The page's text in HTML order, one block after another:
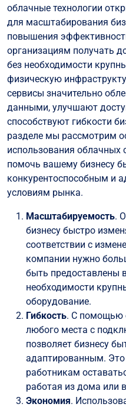
облачные технологии
для масштабирования
повышения
организациям получать
без необходимости
физическую
сервисы значительно
данными, улучшают
способствуют гибкости
разделе мы рассмотрим
использования облачных
помочь вашему бизнесу
конкурентоспособным и
условиям рынка.
Масштабируемость.
бизнесу быстро
соответствии с
компании нужно
быть предоставлены
необходимости
оборудование.
Гибкость. С помощью
любого места с
позволяет бизнесу
адаптированным.
работникам
работая из дома или
Экономия.